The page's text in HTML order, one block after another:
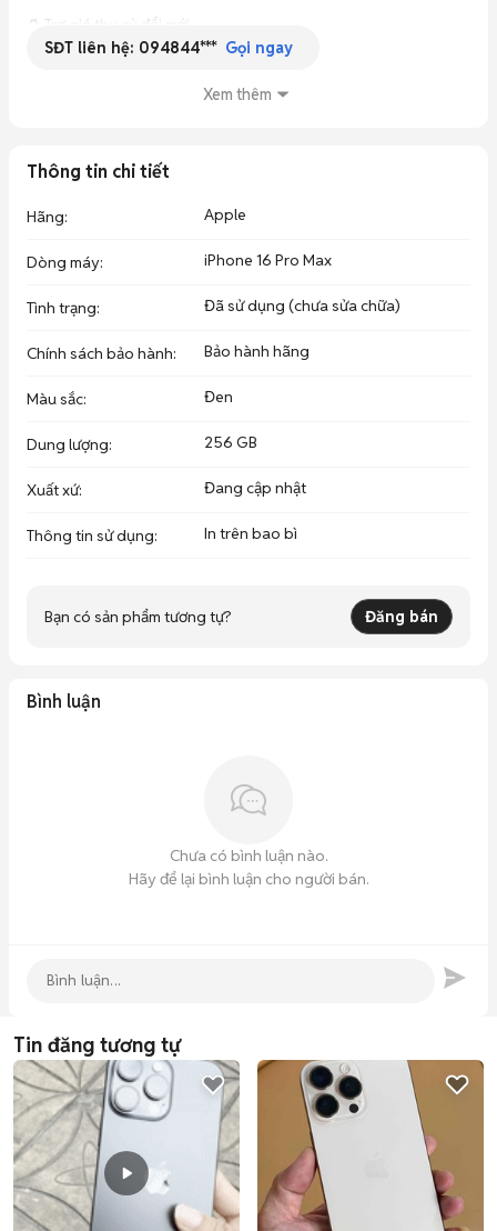
♻️ Trợ giá thu củ đổi mới
SĐT liên hệ: 094844*** Gọi ngay
Xem thêm
Thông tin chi tiết
Hãng: Apple
Dòng máy: iPhone 16 Pro Max
Tình trạng: Đã sử dụng (chưa sửa chữa)
Chính sách bảo hành: Bảo hành hãng
Màu sắc: Đen
Dung lượng: 256 GB
Xuất xứ: Đang cập nhật
Thông tin sử dụng: In trên bao bì
Bạn có sản phẩm tương tự? Đăng bán
Bình luận
Chưa có bình luận nào.
Hãy để lại bình luận cho người bán.
Tin đăng tương tự